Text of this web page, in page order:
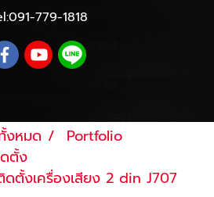
091-779-1818
งหมด
Portfolio
ตั้ง
ดตั้งเครื่องเสียง 2 din J707